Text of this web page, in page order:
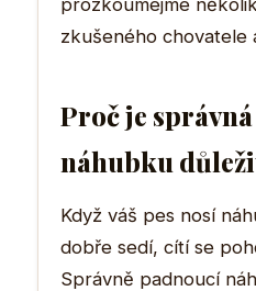
zkušeného chovatele
Proč je
náhubku
Když váš pes nosí
dobře sedí, cítí se
Správně padnoucí